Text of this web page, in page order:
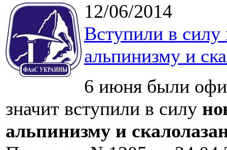
12/06/2014
Вступили в
альпинизму и
6 июня были
значит вступили в силу
альпинизму и